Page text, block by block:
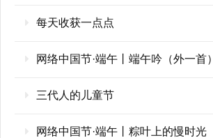
每天收获一点点
网络中国节·端午丨端午吟（外一首）
三代人的儿童节
网络中国节·端午丨粽叶上的慢时光